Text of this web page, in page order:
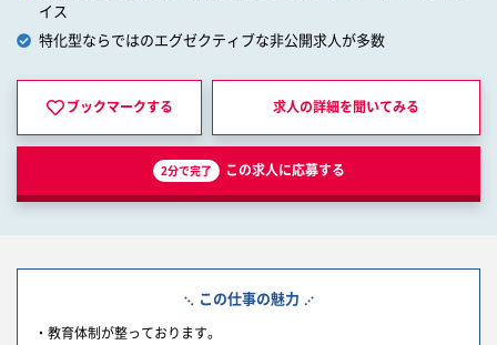
イス
特化型ならではのエグゼクティブな非公開求人が多数
ブックマークする 求人の詳細を聞いてみる
2分で完了 この求人に応募する
この仕事の魅力
・教育体制が整っております。